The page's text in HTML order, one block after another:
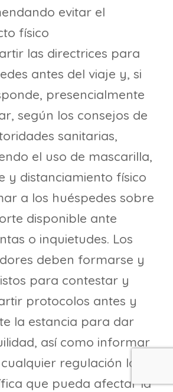
evitar el
físico
las directrices para
antes del viaje y, si
presencialmente
según los consejos de
sanitarias,
el uso de mascarilla,
y distanciamiento físico
a los huéspedes sobre
disponible ante
o inquietudes. Los
deben formarse y
para contestar y
protocolos antes y
la estancia para dar
así como informar
regulación local
que pueda afectar la